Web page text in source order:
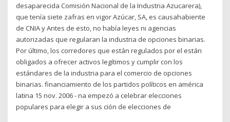
desaparecida Comisión Nacional de la Industria Azucarera),
que tenía siete zafras en vigor Azúcar, SA, es causahabiente
de CNIA y Antes de esto, no había leyes ni agencias
autorizadas que regularan la industria de opciones binarias.
Por último, los corredores que están regulados por el están
obligados a ofrecer activos legítimos y cumplir con los
estándares de la industria para el comercio de opciones
binarias. financiamiento de los partidos políticos en américa
latina 15 nov. 2006 - na empezó a celebrar elecciones
populares para elegir a sus ción de elecciones de